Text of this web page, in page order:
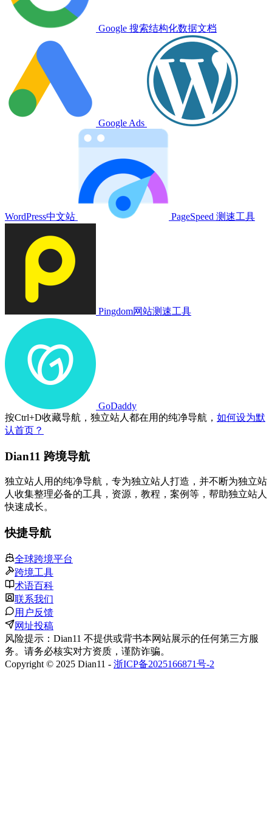
Google 搜索结构化数据文档
Google Ads
WordPress中文站 PageSpeed 测速工具
Pingdom网站测速工具
GoDaddy
按Ctrl+D收藏导航，独立站人都在用的纯净导航， 如何设为默
认首页？
Dian11 跨境导航
独立站人用的纯净导航，专为独立站人打造，并不断为独立站
人收集整理必备的工具，资源，教程，案例等，帮助独立站人
快速成长。
快捷导航
全球跨境平台
跨境工具
术语百科
联系我们
用户反馈
网址投稿
风险提示：Dian11 不提供或背书本网站展示的任何第三方服
务。请务必核实对方资质，谨防诈骗。
Copyright © 2025 Dian11 - 浙ICP备2025166871号-2